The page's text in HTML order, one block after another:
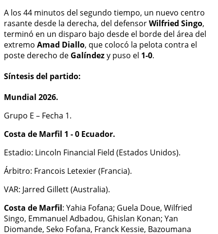
A los 44 minutos del segundo tiempo, un nuevo centro
rasante desde la derecha, del defensorWilfried Singo,
terminó en un disparo bajo desde el borde del área del
extremo Amad Diallo, que colocó la pelota contra el
poste derecho de Galíndezy puso el 1-0.
Síntesis del partido:
Mundial 2026.
Grupo E – Fecha 1.
Costa de Marfil 1 - 0 Ecuador.
Estadio: Lincoln Financial Field (Estados Unidos).
Árbitro: Francois Letexier (Francia).
VAR: Jarred Gillett (Australia).
Costa de Marfil: Yahia Fofana; Guela Doue, Wilfried
Singo, Emmanuel Adbadou, Ghislan Konan; Yan
Diomande, Seko Fofana, Franck Kessie, Bazoumana